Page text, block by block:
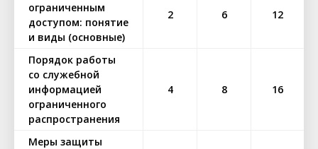
ограниченным
доступом: понятие
и виды (основные)
2 6 12
Порядок работы
со служебной
информацией
ограниченного
распространения
4 8 16
Меры защиты